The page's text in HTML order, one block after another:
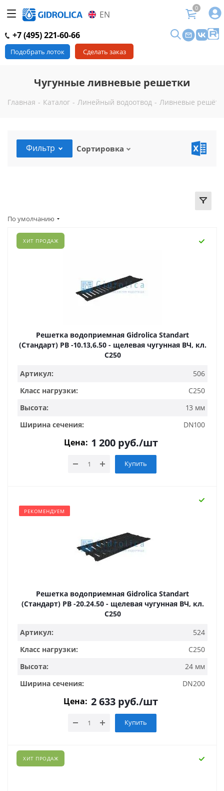
EN
0
+7 (495) 221-60-66
Подобрать лоток Сделать заказ
Чугунные ливневые решетки
Главная - Каталог - Линейный водоотвод - Ливневые
Фильтр Сортировка
По умолчанию
ХИТ ПРОДАЖ
Решетка водоприемная Gidrolica Standart
(Стандарт) РВ -10.13,6.50 - щелевая чугунная ВЧ, кл.
С250
Артикул:
506
Класс нагрузки:
C250
Высота:
13 мм
Ширина сечения:
DN100
Цена: 1 200руб./шт
Купить
РЕКОМЕНДУЕМ
Решетка водоприемная Gidrolica Standart
(Стандарт) РВ -20.24.50 - щелевая чугунная ВЧ, кл.
С250
Артикул:
524
Класс нагрузки:
C250
Высота:
24 мм
Ширина сечения:
DN200
Цена: 2 633 руб./шт
Купить
ХИТ ПРОДАЖ